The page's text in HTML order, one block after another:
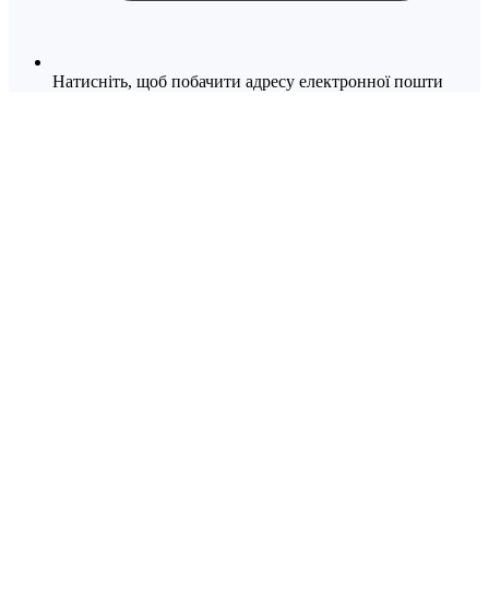
Натисніть, щоб побачити адресу електронної пошти